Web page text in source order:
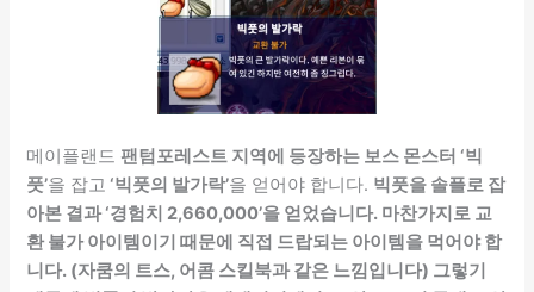
메이플랜드 팬텀포레스트 지역에 등장하는 보스 몬스터 ‘빅
풋’을 잡고 ‘빅풋의 발가락’을 얻어야 합니다. 빅풋을 솔플로 잡
아본 결과 ‘경험치 2,660,000’을 얻었습니다. 마찬가지로 교
환 불가 아이템이기 때문에 직접 드랍되는 아이템을 먹어야 합
니다. (자쿰의 트스, 어콤 스킬북과 같은 느낌입니다) 그렇기